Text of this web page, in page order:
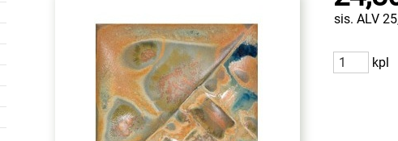
sis. ALV
kpl